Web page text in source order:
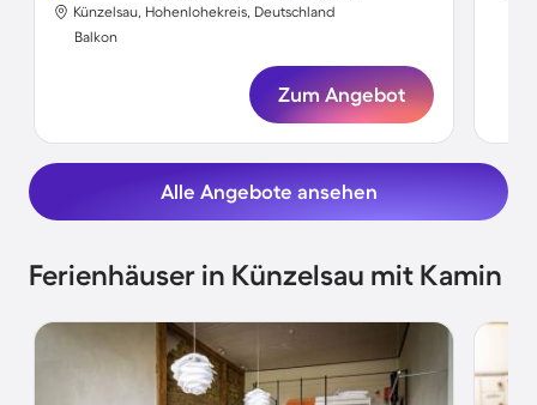
Künzelsau, Hohenlohekreis, Deutschland
Balkon
Zum Angebot
Alle Angebote ansehen
Ferienhäuser in Künzelsau mit Kamin